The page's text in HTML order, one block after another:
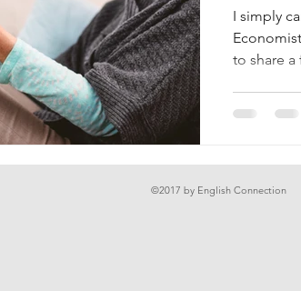
I simply
to share a
©2017 by English Connection